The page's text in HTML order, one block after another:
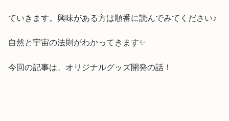
ていきます。興味がある方は順番に読んでみてください♪
自然と宇宙の法則がわかってきます✨
今回の記事は、オリジナルグッズ開発の話！